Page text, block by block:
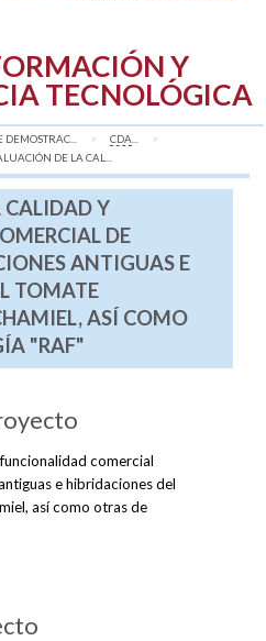
Y
TECNOLÓGICA
DEMOSTRAC... CDA
DE LA CAL...
CALIDAD Y
DE
ANTIGUAS E
TOMATE
ASÍ COMO
"RAF"
comercial
e hibridaciones del
así como otras de